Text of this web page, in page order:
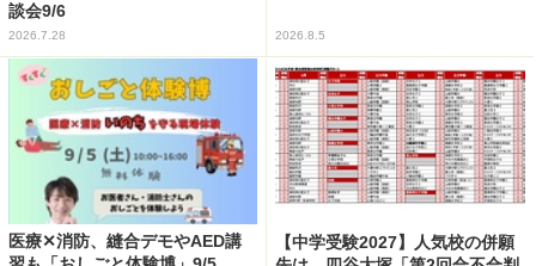
談会9/6
2026.7.28 2026.8.5
医療✕消防、縫合デモやAED講
【中学受験2027】人気校の併願